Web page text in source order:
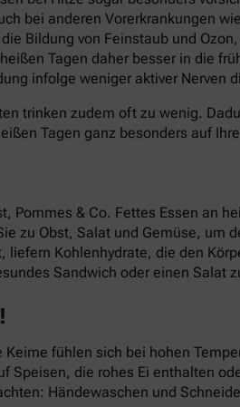
bei anderen Vorerkrankungen
Bildung von Feinstaub und
Tagen daher besser in die
infolge weniger aktiver Nerven
trinken zudem oft zu wenig.
Tagen ganz besonders auf
Pommes & Co. Fettes Essen an
zu Obst, Salat und Gemüse, um
liefern Kohlenhydrate, die den
Sandwich oder einen Salat
Keime fühlen sich bei hohen
Speisen, die rohes Ei enthalten
Händewaschen und